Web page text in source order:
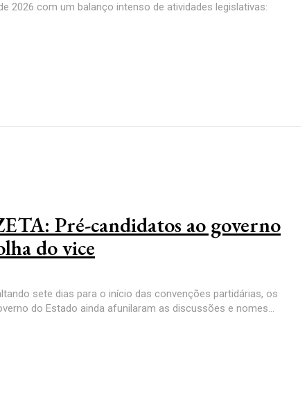
2026 com um balanço intenso de atividades legislativas:
Pré-candidatos ao governo
do vice
sete dias para o início das convenções partidárias, os
do Estado ainda afunilaram as discussões e nomes...